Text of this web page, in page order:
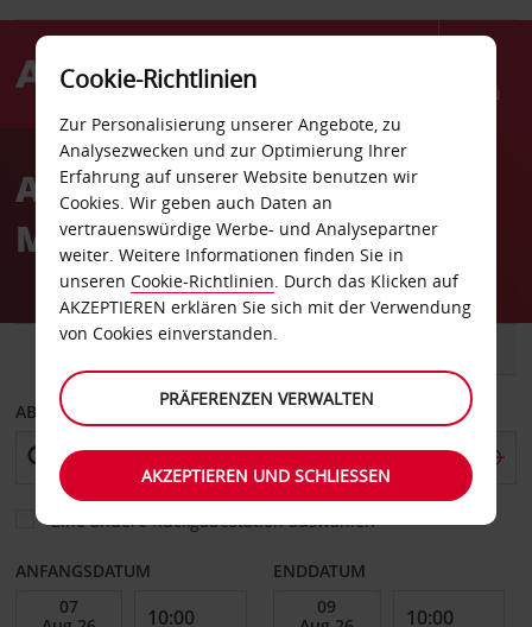
Menü
AvisAUTOVERMIETUNG IN
MALAYSIA
ABHOLEN VON
Eine andere Rückgabestation auswählen
ANFANGSDATUM ENDDATUM
Cookie-Richtlinien
Zur Personalisierung unserer Angebote, zu
Analysezwecken und zur Optimierung Ihrer
Erfahrung auf unserer Website benutzen wir
Cookies. Wir geben auch Daten an
vertrauenswürdige Werbe- und Analysepartner
weiter. Weitere Informationen finden Sie in
unseren Cookie-Richtlinien. Durch das Klicken auf
AKZEPTIEREN erklären Sie sich mit der Verwendung
von Cookies einverstanden.
PRÄFERENZEN VERWALTEN
AKZEPTIEREN UND SCHLIESSEN